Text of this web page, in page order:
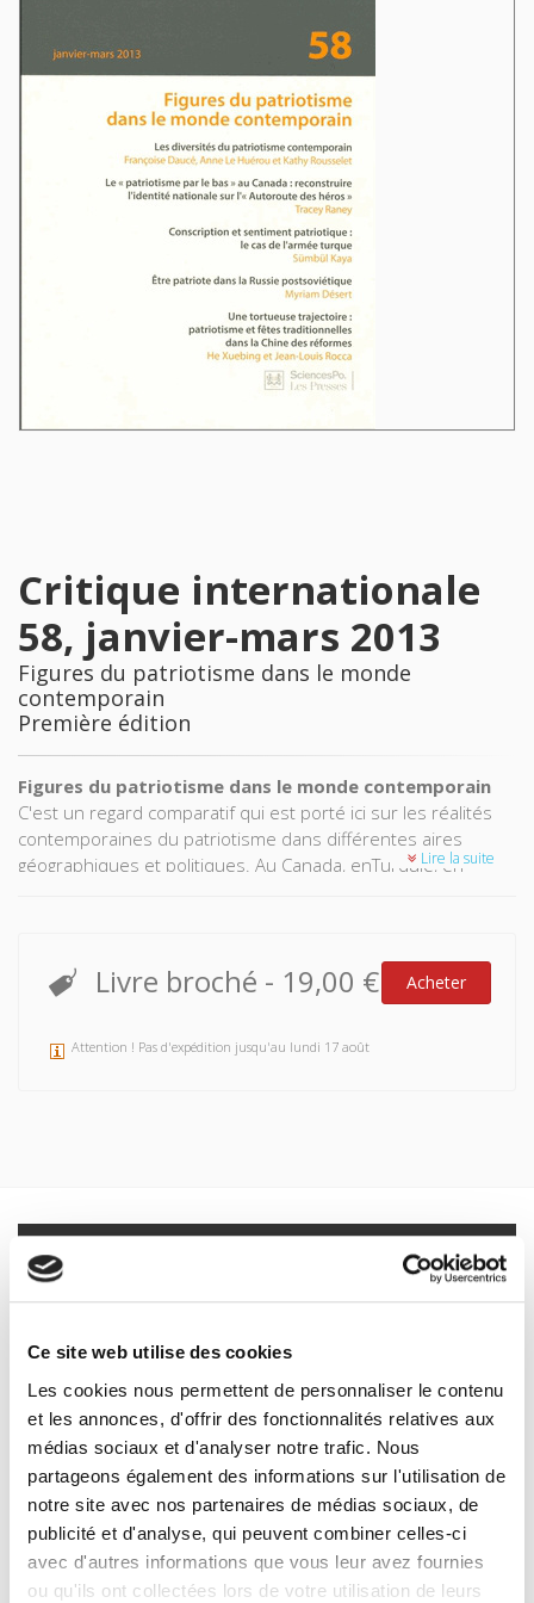
Ce site web utilise des cookies
Les cookies nous permettent de personnaliser le contenu
et les annonces, d'offrir des fonctionnalités relatives aux
médias sociaux et d'analyser notre trafic. Nous
partageons également des informations sur l'utilisation de
notre site avec nos partenaires de médias sociaux, de
publicité et d'analyse, qui peuvent combiner celles-ci
avec d'autres informations que vous leur avez fournies
ou qu'ils ont collectées lors de votre utilisation de leurs
Critique internationale
58, janvier-mars 2013
Figures du patriotisme dans le monde
contemporain
Première édition
Figures du patriotisme dans le monde contemporain
C'est un regard comparatif qui est porté ici sur les réalités
contemporaines du patriotisme dans différentes aires
géographiques et politiques. Au Canada, enTurquie, en
l'accompagnent ? Et que signifie être patriote dans chacun
de ces pays ? Une sociologie du « patriotisme par le bas »
phénomène est compris et vécu de façons tellement
Lire la suite
Livre broché - 19,00 € Acheter
Attention ! Pas d'expédition jusqu'au lundi 17 août
Formats
Sommaire
Spécifications
Éditeur
Presses de Sciences Po
Auteur